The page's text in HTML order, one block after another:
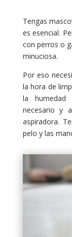
Tengas
es esencial.
con perros o
minuciosa.
Por eso
la hora de
la
necesario y
aspiradora.
pelo y las